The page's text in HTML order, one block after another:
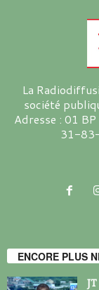
La
société
Adresse : 01
31-
ENCORE PLUS